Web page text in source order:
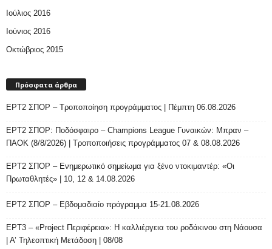
Ιούλιος 2016
Ιούνιος 2016
Οκτώβριος 2015
Πρόσφατα άρθρα
ΕΡΤ2 ΣΠΟΡ – Τροποποίηση προγράμματος | Πέμπτη 06.08.2026
ΕΡΤ2 ΣΠΟΡ: Ποδόσφαιρο – Champions League Γυναικών: Μπραν –
ΠΑΟΚ (8/8/2026) | Τροποποιήσεις προγράμματος 07 & 08.08.2026
ΕΡΤ2 ΣΠΟΡ – Ενημερωτικό σημείωμα για ξένο ντοκιμαντέρ: «Οι
Πρωταθλητές» | 10, 12 & 14.08.2026
ΕΡΤ2 ΣΠΟΡ – Εβδομαδιαίο πρόγραμμα 15-21.08.2026
ΕΡΤ3 – «Project Περιφέρεια»: Η καλλιέργεια του ροδάκινου στη Νάουσα
| Α’ Τηλεοπτική Μετάδοση | 08/08